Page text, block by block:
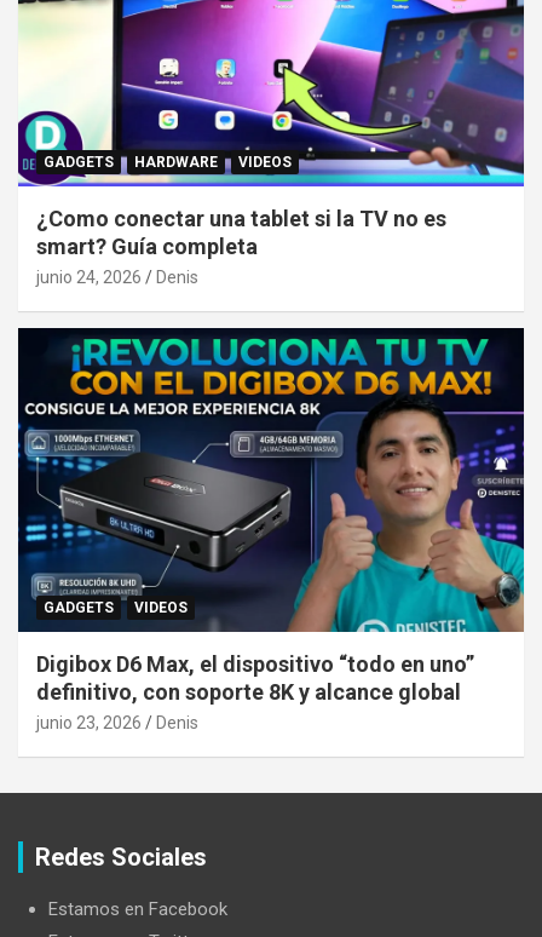
GADGETS HARDWARE VIDEOS
¿Como conectar una tablet si la TV no es
smart? Guía completa
junio 24, 2026 Denis
GADGETS VIDEOS
Digibox D6 Max, el dispositivo “todo en uno”
definitivo, con soporte 8K y alcance global
junio 23, 2026 Denis
Redes Sociales
Estamos en Facebook